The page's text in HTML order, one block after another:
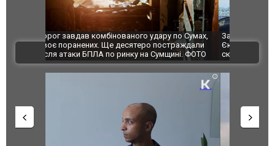
За 2000 кілометрів від кордону з Україною: в
Єкатеринбурзі після атаки дронів загорівся
склад Wildberries. ФОТО. ВІДЕО
"Мої
ВІДЕО